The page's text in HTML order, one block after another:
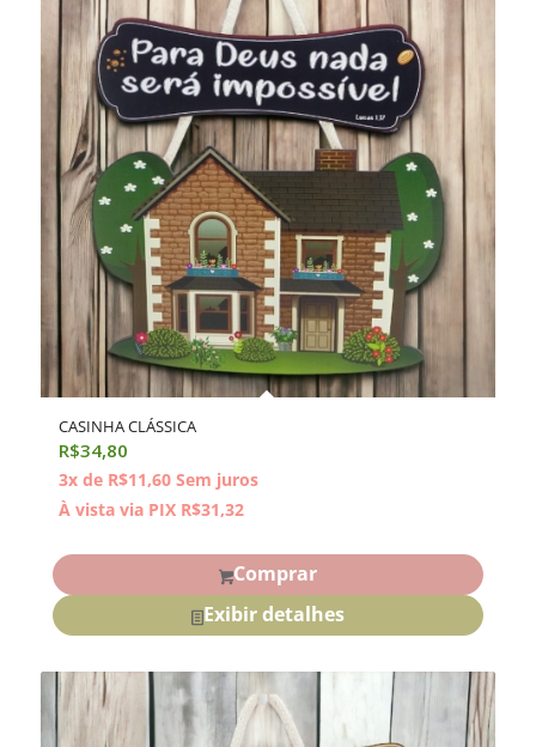
CASINHA CLÁSSICA
R$34,80
3x de R$11,60 Sem juros
À vista via PIX R$31,32
Comprar
Exibir detalhes